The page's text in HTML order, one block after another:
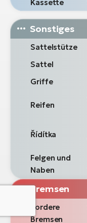
Kassette
Sonstiges
Sattelstütze
Sattel
Griffe
Reifen
Řídítka
Felgen und
Naben
Bremsen
Vordere
Bremsen